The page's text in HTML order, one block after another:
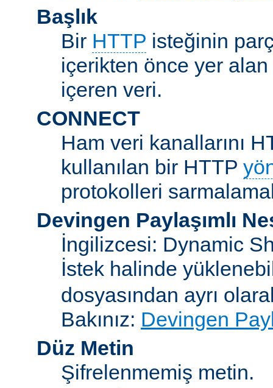
Başlık
Bir HTTP isteğinin
içerikten önce yer
içeren veri.
CONNECT
Ham veri kanallarını
kullanılan bir HTTP
protokolleri
Devingen Paylaşımlı
İngilizcesi: Dynamic
İstek halinde
dosyasından ayrı
Bakınız: Devingen
Düz Metin
Şifrelenmemiş metin.